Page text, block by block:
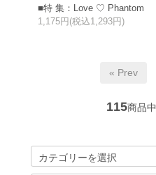
■特 集：Love ♡ Phantom
1,175円(税込1,293円)
« Prev
115商品中